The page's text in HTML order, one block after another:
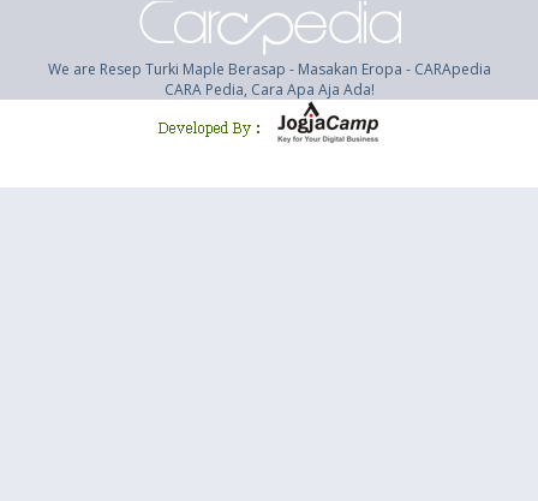
We are Resep Turki Maple Berasap - Masakan Eropa - CARApedia
CARA Pedia, Cara Apa Aja Ada!